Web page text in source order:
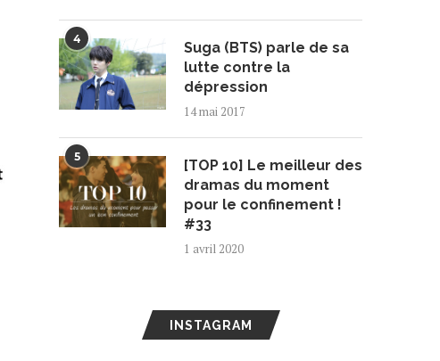
4
Suga (BTS) parle de sa
lutte contre la
dépression
14 mai 2017
5
[TOP 10] Le meilleur des
dramas du moment
pour le confinement !
#33
1 avril 2020
INSTAGRAM